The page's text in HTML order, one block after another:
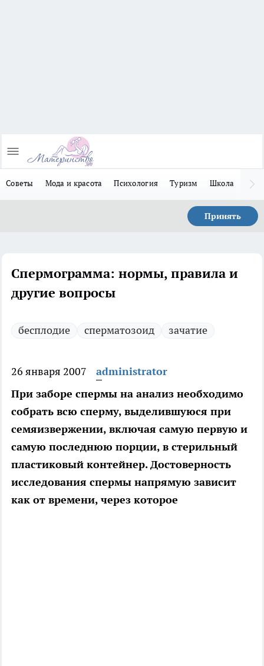
Советы Мода и красота Психология Туризм Школа
Принять
Спермограмма: нормы, правила и
другие вопросы
бесплодие сперматозоид зачатие
26 января 2007
administrator
При заборе спермы на анализ необходимо
собрать всю сперму, выделившуюся при
семяизвержении, включая самую первую и
самую последнюю порции, в стерильный
пластиковый контейнер. Достоверность
исследования спермы напрямую зависит
как от времени, через которое